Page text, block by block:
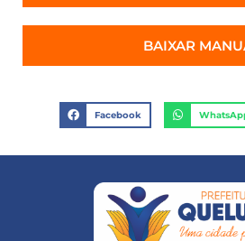
BAIXAR
Facebook